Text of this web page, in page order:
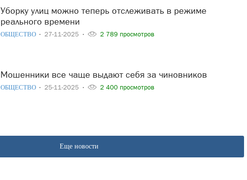
Уборку улиц можно теперь отслеживать в режиме
реального времени
ОБЩЕСТВО 27-11-2025 2 789 просмотров
Мошенники все чаще выдают себя за чиновников
ОБЩЕСТВО 25-11-2025 2 400 просмотров
Еще новости